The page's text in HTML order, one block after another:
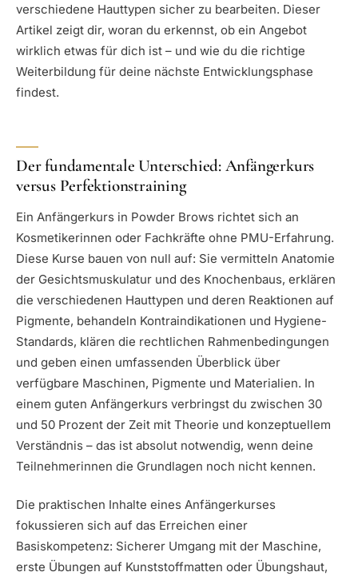
verschiedene Hauttypen sicher zu bearbeiten. Dieser
Artikel zeigt dir, woran du erkennst, ob ein Angebot
wirklich etwas für dich ist – und wie du die richtige
Weiterbildung für deine nächste Entwicklungsphase
findest.
Der fundamentale Unterschied: Anfängerkurs
versus Perfektionstraining
Ein Anfängerkurs in Powder Brows richtet sich an
Kosmetikerinnen oder Fachkräfte ohne PMU-Erfahrung.
Diese Kurse bauen von null auf: Sie vermitteln Anatomie
der Gesichtsmuskulatur und des Knochenbaus, erklären
die verschiedenen Hauttypen und deren Reaktionen auf
Pigmente, behandeln Kontraindikationen und Hygiene-
Standards, klären die rechtlichen Rahmenbedingungen
und geben einen umfassenden Überblick über
verfügbare Maschinen, Pigmente und Materialien. In
einem guten Anfängerkurs verbringst du zwischen 30
und 50 Prozent der Zeit mit Theorie und konzeptuellem
Verständnis – das ist absolut notwendig, wenn deine
Teilnehmerinnen die Grundlagen noch nicht kennen.
Die praktischen Inhalte eines Anfängerkurses
fokussieren sich auf das Erreichen einer
Basiskompetenz: Sicherer Umgang mit der Maschine,
erste Übungen auf Kunststoffmatten oder Übungshaut,